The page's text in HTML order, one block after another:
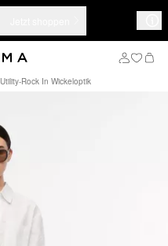
Utility-Rock In Wickeloptik